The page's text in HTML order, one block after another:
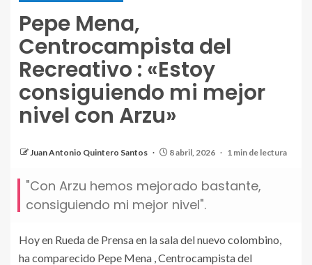
Pepe Mena,
Centrocampista del
Recreativo : «Estoy
consiguiendo mi mejor
nivel con Arzu»
Juan Antonio Quintero Santos 8 abril, 2026 1 min de lectura
Pepe Mena, Centrocampista del Recreativo de
"Con Arzu hemos mejorado bastante,
consiguiendo mi mejor nivel".
Hoy en Rueda de Prensa en la sala del nuevo colombino,
ha comparecido Pepe Mena , Centrocampista del